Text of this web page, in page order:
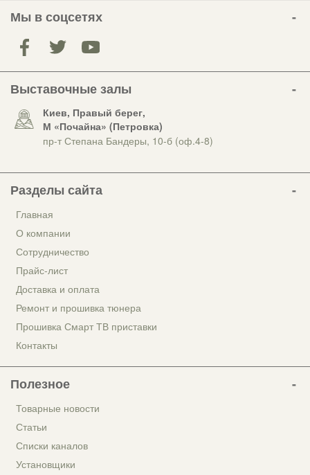
Мы в соцсетях
Выставочные залы
Киев, Правый берег,
М «Почайна» (Петровка)
пр-т Степана Бандеры, 10-б (оф.4-8)
Разделы сайта
Главная
О компании
Сотрудничество
Прайс-лист
Доставка и оплата
Ремонт и прошивка тюнера
Прошивка Смарт ТВ приставки
Контакты
Полезное
Товарные новости
Статьи
Списки каналов
Установщики